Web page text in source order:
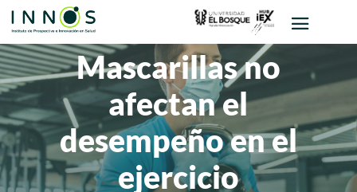
Mascarillas no
afectan el
desempeño en el
ejercicio